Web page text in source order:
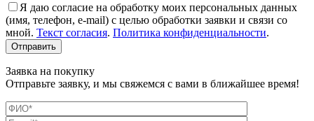
Я даю согласие на обработку моих персональных данных
(имя, телефон, e-mail) с целью обработки заявки и связи со
мной. Текст согласия. Политика конфиденциальности.
Заявка на покупку
Отправьте заявку, и мы свяжемся с вами в ближайшее время!